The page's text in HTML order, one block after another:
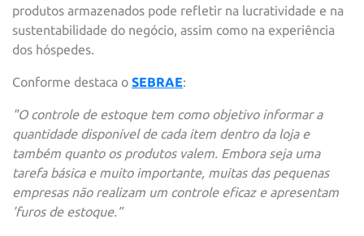
produtos armazenados pode refletir na lucratividade e na
sustentabilidade do negócio, assim como na experiência
dos hóspedes.
Conforme destaca o SEBRAE:
"O controle de estoque tem como objetivo informar a
quantidade disponível de cada item dentro da loja e
também quanto os produtos valem. Embora seja uma
tarefa básica e muito importante, muitas das pequenas
empresas não realizam um controle eficaz e apresentam
'furos de estoque.”